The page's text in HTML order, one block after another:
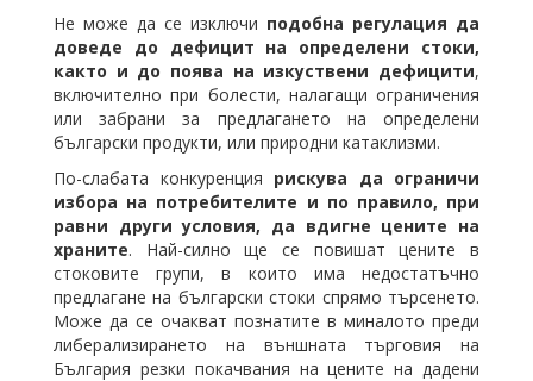
Не може да се изключи подобна регулация да
доведе до дефицит на определени стоки,
както и до поява на изкуствени дефицити,
включително при болести, налагащи ограничения
или забрани за предлагането на определени
български продукти, или природни катаклизми.
По-слабата конкуренция рискува да ограничи
избора на потребителите и по правило, при
равни други условия, да вдигне цените на
храните. Най-силно ще се повишат цените в
стоковите групи, в които има недостатъчно
предлагане на български стоки спрямо търсенето.
Може да се очакват познатите в миналото преди
либерализирането на външната търговия на
България резки покачвания на цените на дадени